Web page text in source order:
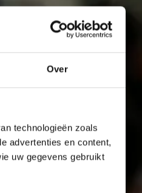
Over
technologieën zoals
advertenties en content,
uw gegevens gebruikt